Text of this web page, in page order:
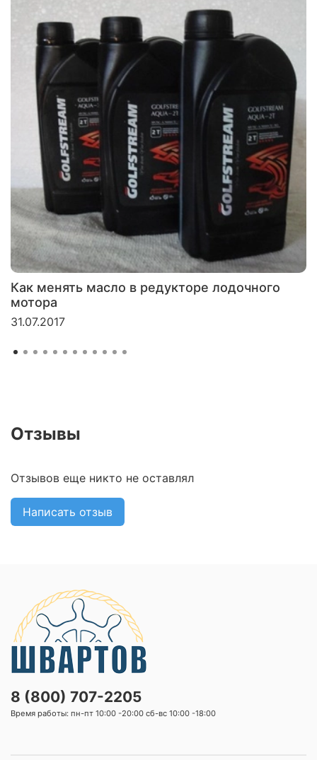
Как менять масло в редукторе лодочного
мотора
31.07.2017
Отзывы
Отзывов еще никто не оставлял
Написать отзыв
8 (800) 707-2205
Время работы: пн-пт 10:00 -20:00 сб-вс 10:00 -18:00